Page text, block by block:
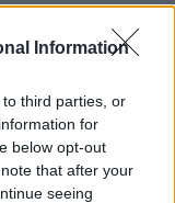
Information
third parties, or
for
below opt-out
that after your
seeing